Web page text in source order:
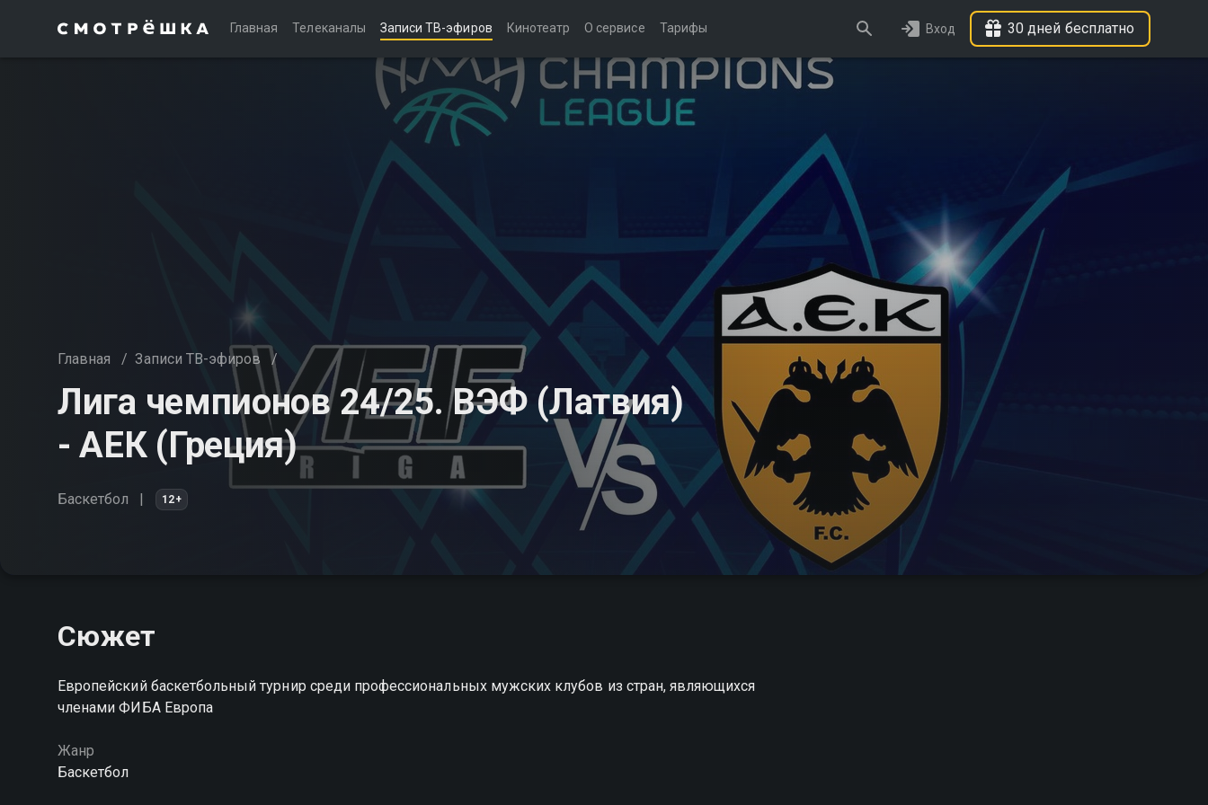
Главная Телеканалы Записи ТВ-эфиров Кинотеатр О сервисе Тарифы Вход 30 дней бесплатно
Главная / Записи ТВ-эфиров /
Лига чемпионов 24/25. ВЭФ (Латвия)
- АЕК (Греция)
Баскетбол 12+
Сюжет
Европейский баскетбольный турнир среди профессиональных мужских клубов из стран, являющихся
членами ФИБА Европа
Жанр
Баскетбол